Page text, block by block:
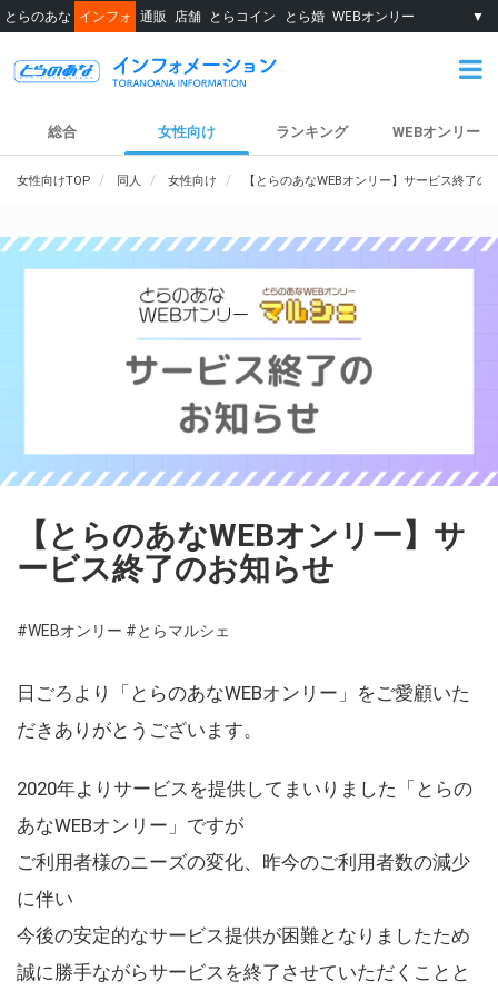
とらのあな インフォ 通販 店舗 とらコイン とら婚 WEBオンリー ▼
総合 女性向け ランキング WEBオンリー
女性向けTOP 同人 女性向け 【とらのあなWEBオンリー】サービス終了の
【とらのあなWEBオンリー】サ
ービス終了のお知らせ
#WEBオンリー #とらマルシェ
日ごろより「とらのあなWEBオンリー」をご愛顧いた
だきありがとうございます。
2020年よりサービスを提供してまいりました「とらの
あなWEBオンリー」ですが
ご利用者様のニーズの変化、昨今のご利用者数の減少
に伴い
今後の安定的なサービス提供が困難となりましたため
誠に勝手ながらサービスを終了させていただくことと